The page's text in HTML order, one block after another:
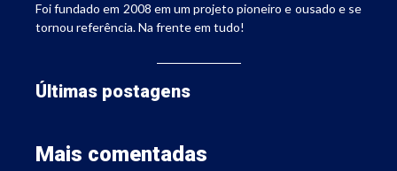
Foi fundado em 2008 em um projeto pioneiro e ousado e se
tornou referência. Na frente em tudo!
Últimas postagens
Mais comentadas